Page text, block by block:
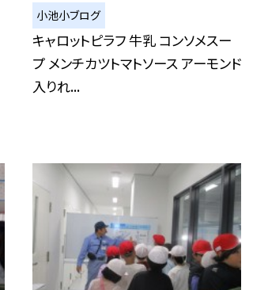
小池小ブログ
キャロットピラフ 牛乳 コンソメスー
プ メンチカツトマトソース アーモンド
入りれ...